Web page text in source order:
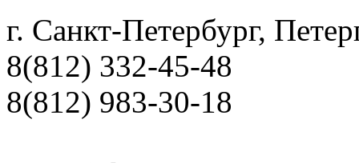
г. Санкт-Петербург,
8(812) 332-45-48
8(812) 983-30-18